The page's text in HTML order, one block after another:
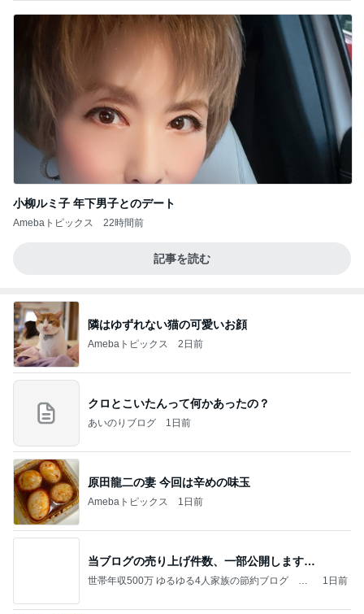
小柳ルミ子 年下男子とのデート
Amebaトピックス 22時間前
記事を読む
隣はゆずれない猫の可愛いお顔
Amebaトピックス 2日前
クロとこいたんって何かあったの？
あいのりブログ 1日前
原田龍二の妻 今回は辛めの味玉
Amebaトピックス 1日前
当ブログの売り上げ件数、一部公開します…
世帯年収500万 ゆるゆる4人家族の節約ブログ 〜
1日前